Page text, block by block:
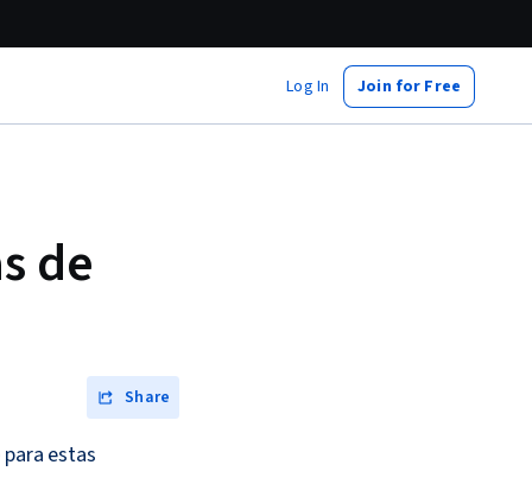
Log In Join for Free
de
Share
estas